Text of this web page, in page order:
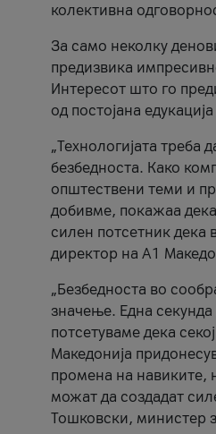
колективна
За само неколку
предизвика
Интересот што го
од постојана
„Технологијата треба
безбедноста. Како
општествени теми и
добивме, покажаа
силен потсетник дека
директор на А1
„Безбедноста во
значење. Една
потсетуваме дека
Македонија
промена на навиките,
можат да создадат
Тошковски, министер